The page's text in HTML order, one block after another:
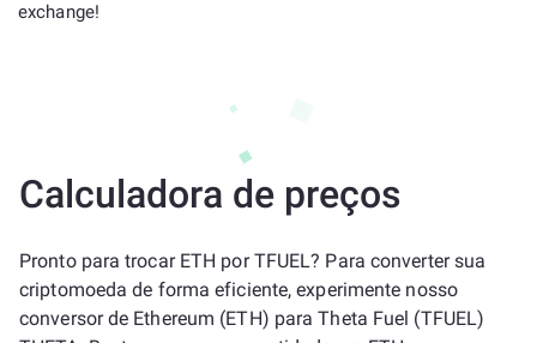
exchange!
Calculadora de preços
Pronto para trocar ETH por TFUEL? Para converter sua
criptomoeda de forma eficiente, experimente nosso
conversor de Ethereum (ETH) para Theta Fuel (TFUEL)